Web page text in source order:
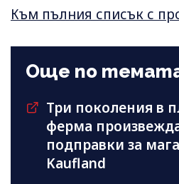
Към пълния списък с
Още по
Три поколения в
ферма
подправки за
Kaufland